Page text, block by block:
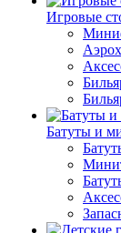
Игровые
Батуты и